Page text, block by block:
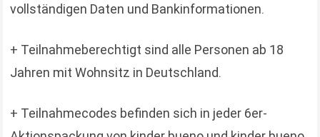
vollständigen Daten und Bankinformationen.
+ Teilnahmeberechtigt sind alle Personen ab 18
Jahren mit Wohnsitz in Deutschland.
+ Teilnahmecodes befinden sich in jeder 6er-